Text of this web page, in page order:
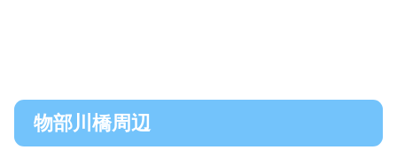
物部川橋周辺